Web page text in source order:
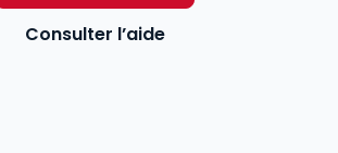
Consulter l’aide